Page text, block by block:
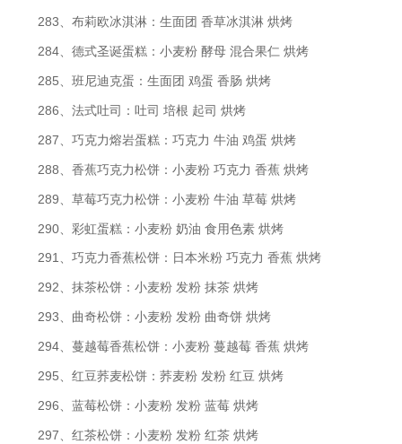
283、布莉欧冰淇淋：生面团 香草冰淇淋 烘烤
284、德式圣诞蛋糕：小麦粉 酵母 混合果仁 烘烤
285、班尼迪克蛋：生面团 鸡蛋 香肠 烘烤
286、法式吐司：吐司 培根 起司 烘烤
287、巧克力熔岩蛋糕：巧克力 牛油 鸡蛋 烘烤
288、香蕉巧克力松饼：小麦粉 巧克力 香蕉 烘烤
289、草莓巧克力松饼：小麦粉 牛油 草莓 烘烤
290、彩虹蛋糕：小麦粉 奶油 食用色素 烘烤
291、巧克力香蕉松饼：日本米粉 巧克力 香蕉 烘烤
292、抹茶松饼：小麦粉 发粉 抹茶 烘烤
293、曲奇松饼：小麦粉 发粉 曲奇饼 烘烤
294、蔓越莓香蕉松饼：小麦粉 蔓越莓 香蕉 烘烤
295、红豆荞麦松饼：荞麦粉 发粉 红豆 烘烤
296、蓝莓松饼：小麦粉 发粉 蓝莓 烘烤
297、红茶松饼：小麦粉 发粉 红茶 烘烤